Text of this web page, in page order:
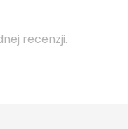
recenzji.